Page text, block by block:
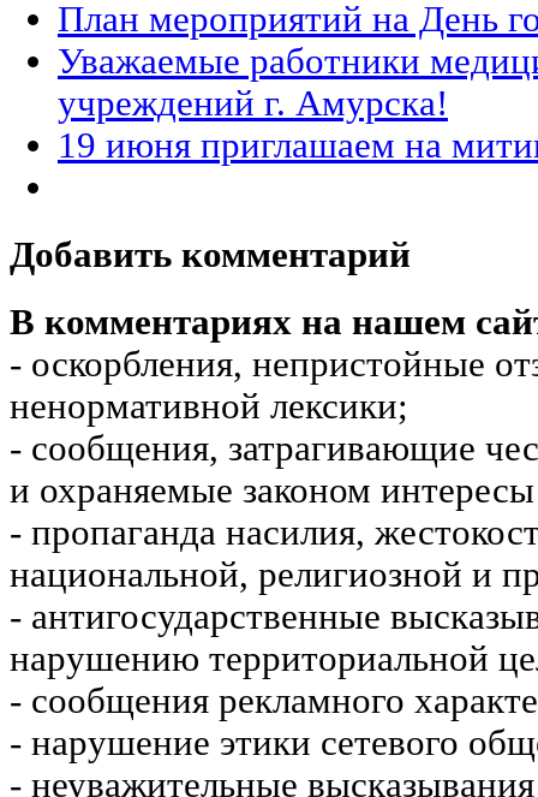
План мероприятий на День
Уважаемые работники
учреждений г. Амурска!
19 июня приглашаем на
Добавить комментарий
В комментариях на нашем
- оскорбления, непристойные
ненормативной лексики;
- сообщения, затрагивающие
и охраняемые законом
- пропаганда насилия,
национальной, религиозной и
- антигосударственные
нарушению территориальной
- сообщения рекламного
- нарушение этики сетевого
- неуважительные